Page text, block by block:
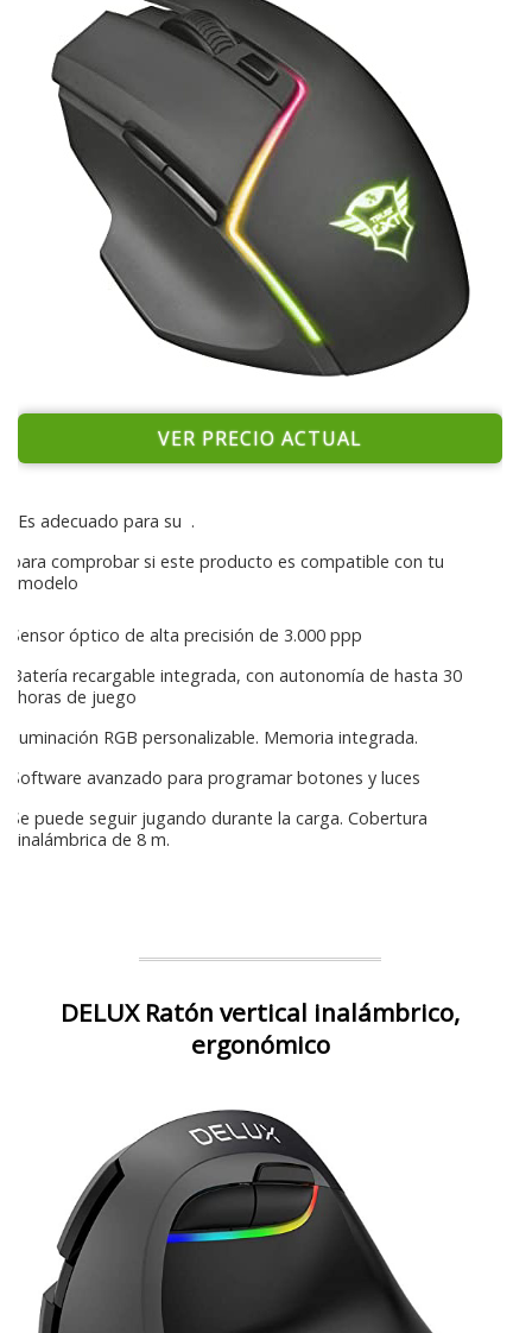
VER PRECIO ACTUAL
Es adecuado para su .
para comprobar si este producto es compatible con tu
modelo
Sensor óptico de alta precisión de 3.000 ppp
Batería recargable integrada, con autonomía de hasta 30
horas de juego
Iluminación RGB personalizable. Memoria integrada.
Software avanzado para programar botones y luces
Se puede seguir jugando durante la carga. Cobertura
inalámbrica de 8 m.
DELUX Ratón vertical inalámbrico,
ergonómico